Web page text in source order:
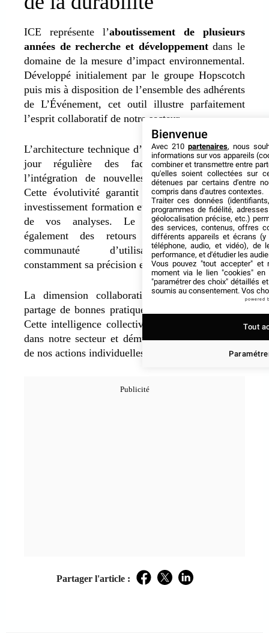
ICE représente l’aboutissement de plusieurs
années de recherche et développementdans le
domaine de la mesure d’impact environnemental.
Développé initialement par le groupe Hopscotch
puis mis à disposition de l’ensemble des adhérents
de L’Événement, cet outil illustre parfaitement
l’esprit collaboratif de notre secteur.
L’architecture technique d’ICE permet une mise à
jour régulière des facteurs d’émission et
l’intégration de nouvelles catégories d’impact.
Cette évolutivité garantit la pérennité de votre
investissement formation et la pertinence continue
de vos analyses. Le simulateur s’enrichit
également des retours d’expérience de la
communauté d’utilisateurs, améliorant
constamment sa précision et sa facilité d’usage.
La dimension collaborative d’ICE favorise le
partage de bonnes pratiques entre professionnels.
Cette intelligence collective accélère l’innovation
dans notre secteur et démultiplie l’impact positif
de nos actions individuelles sur l’environnement.
Partager l'article : Facebook
TwitterLinkedIn
Bienvenue
Avec 210 partenaires, nous
informations sur vos appareils
combiner et transmettre entre
qu'elles soient collectées sur
détenues par certains d'entre
compris dans d'autres contextes.
Traiter ces données
programmes de fidélité,
géolocalisation précise, etc.)
des services, contenus, offres
différents appareils et écrans (y
téléphone, audio, et vidéo), de
performance, et d'étudier les
Vous pouvez "tout accepter" et
moment via le lien "cookies" en
"paramétrer des choix" détaillés
soumis au consentement. Vos
powered
Tout